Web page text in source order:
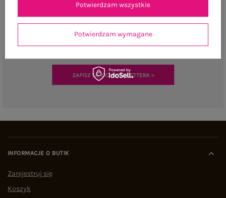
INFORMACJE O BUTIK
Zarejestruj się
Koszyk
Potwierdzam wymagane
Potwierdzam wszystkie